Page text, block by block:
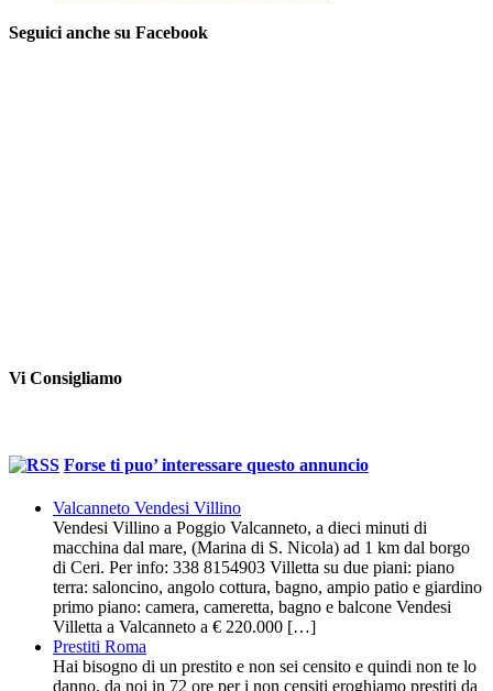
Seguici anche su Facebook
Vi Consigliamo
Forse ti puo’ interessare questo annuncio
Valcanneto Vendesi Villino
Vendesi Villino a Poggio Valcanneto, a dieci minuti di
macchina dal mare, (Marina di S. Nicola) ad 1 km dal borgo
di Ceri. Per info: 338 8154903 Villetta su due piani: piano
terra: saloncino, angolo cottura, bagno, ampio patio e giardino
primo piano: camera, cameretta, bagno e balcone Vendesi
Villetta a Valcanneto a € 220.000 […]
Prestiti Roma
Hai bisogno di un prestito e non sei censito e quindi non te lo
danno, da noi in 72 ore per i non censiti eroghiamo prestiti da